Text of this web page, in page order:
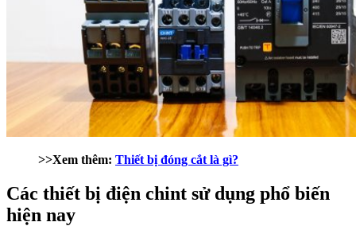
>>Xem thêm: Thiết bị đóng cắt là gì?
Các thiết bị điện chint sử dụng phổ biến
hiện nay